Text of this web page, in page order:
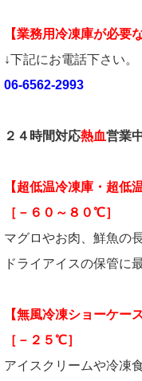
【業務用冷凍庫が必要
↓下記にお電話下さい。
06-6562-2993
２４時間対応熱血営業
【超低温冷凍庫・超低
［－６０～８０℃］
マグロやお肉、鮮魚の
ドライアイスの保管に
【無風冷凍ショーケー
［－２５℃］
アイスクリームや冷凍